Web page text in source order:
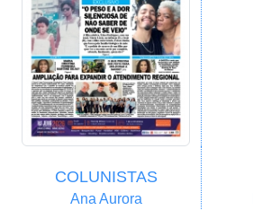
COLUNISTAS
Ana Aurora